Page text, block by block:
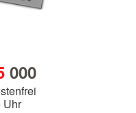
000
Uhr